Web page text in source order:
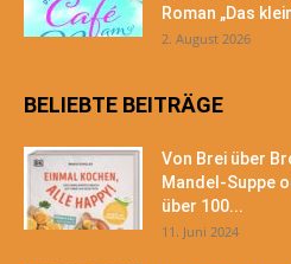
Roman „Das
2. August 2026
BELIEBTE BEITRÄGE
Von Brei über
Mandel-Suppe
über 100...
11. Juni 2024